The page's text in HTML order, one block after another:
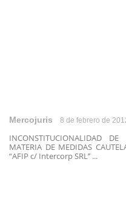
Mercojuris 8 de febrero de
INCONSTITUCIONALIDAD
MATERIA DE MEDIDAS
“AFIP c/ Intercorp SRL’’ ...